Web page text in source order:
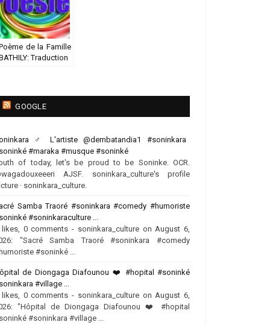
de la Famille
Traduction
GOOGLE
‍♂️ L'artiste @dembatandia1 #soninkara
#maraka #musque #soninké
of today, let's be proud to be Soninke. OCR.
AJSF. soninkara_culture's profile
· soninkara_culture.
Samba Traoré #soninkara #comedy #humoriste
#soninkaraculture ...
0 comments - soninkara_culture on August 6,
"Sacré Samba Traoré #soninkara #comedy
#soninké ...
de Diongaga Diafounou ❤️‍ #hopital #soninké
#village ...
0 comments - soninkara_culture on August 6,
"Hôpital de Diongaga Diafounou ❤️‍ #hopital
#soninkara #village ...